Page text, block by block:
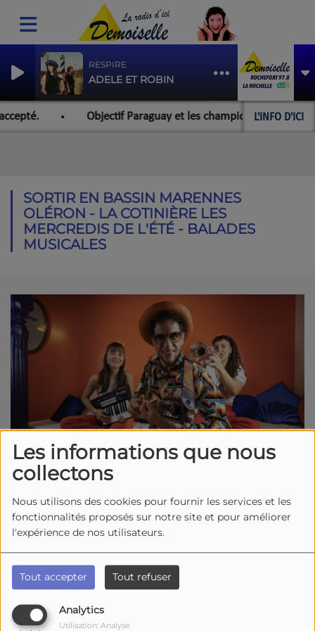
Les informations que nous
collectons
Nous utilisons des cookies pour fournir les services et les
fonctionnalités proposés sur notre site et pour améliorer
l'expérience de nos utilisateurs.
Tout accepter Tout refuser
Analytics
Utilisation: Analyse
RESPIRE
ADELE ET ROBIN
L'INFO D'ICI
Objectif Paraguay et les championnats du
SORTIR EN BASSIN MARENNES
OLÉRON - LA COTINIÈRE LES
MERCREDIS DE L'ÉTÉ - BALADES
MUSICALES
Le 19 août 2026
18:00 - 18:00
La Cotinière
Saint Pierre d'oléron